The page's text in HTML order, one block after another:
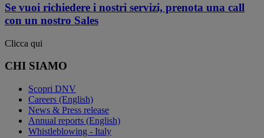
Se vuoi richiedere i nostri servizi, prenota una call
con un nostro Sales
Clicca qui
CHI SIAMO
Scopri DNV
Careers (English)
News & Press release
Annual reports (English)
Whistleblowing - Italy